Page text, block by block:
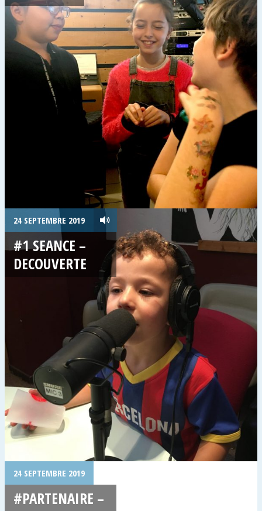
24 SEPTEMBRE 2019
#1 SEANCE –
DECOUVERTE
24 SEPTEMBRE 2019
#PARTENAIRE –